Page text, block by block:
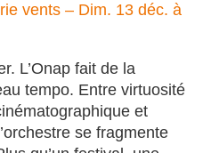
vents – Dim. 13 déc. à
L’Onap fait de la
tempo. Entre virtuosité
et
se fragmente